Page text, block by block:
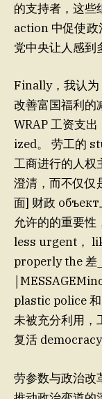
的支持者，这
action 中促使
党中央让人感到
Finally，我认为
改善富国福利
WRAP 工资支
ized。 劳工的
工商进行的人权
澄清，而不仅仅
面] 财政
允许的的重要
less urgent，
properly the 差
￨
plastic police
未被充分利用，
复活
劳参数与政治改